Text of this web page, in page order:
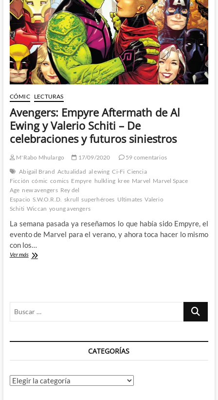
Marte
Gracia
nos
llevan
hacia
donde
ningún
mutante
ha
ido
jamas
CÓMIC LECTURAS
Avengers: Empyre Aftermath de Al
Ewing y Valerio Schiti – De
celebraciones y futuros siniestros
M'Rabo Mhulargo 17/09/2020
59 comentarios
Abigail Brand Actualidad al ewing Ci-Fi Ciencia
Ficción cómic comics Empyre hulkling kree Marvel Marvel Space
Age new avengers Rey del
Espacio S.W.O.R.D. skrull superhéroes Ultimates Valerio
Schiti Wiccan young avengers
La semana pasada ya reseñamos lo que había sido Empyre, el
evento de Marvel para el verano, y ahora toca hacer lo mismo
con los…
Ver másAvengers:
Valerio
Schiti
De
y
siniestros
Buscar
CATEGORÍAS
Categorías